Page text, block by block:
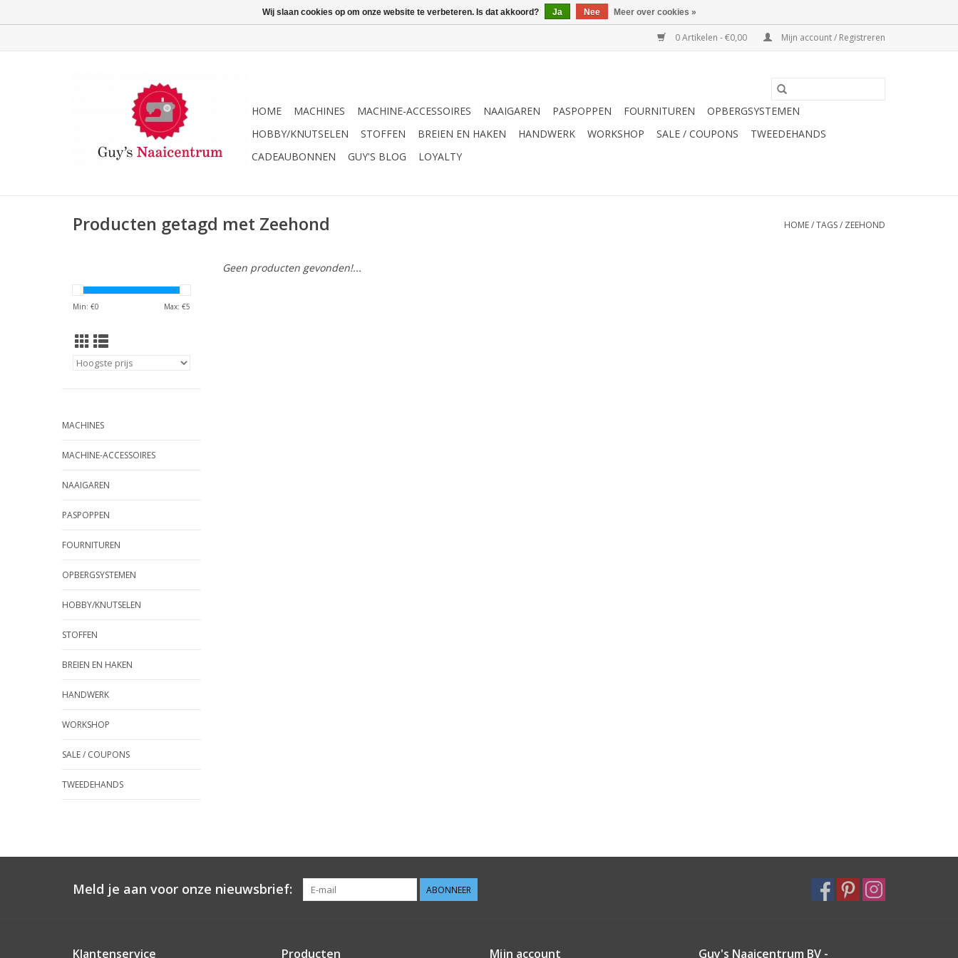
0 Artikelen - €0,00 Mijn account / Registreren
HOME MACHINES MACHINE-ACCESSOIRES NAAIGAREN PASPOPPEN FOURNITUREN
OPBERGSYSTEMEN
HOBBY/KNUTSELEN
STOFFEN BREIEN EN HAKEN HANDWERK WORKSHOP SALE / COUPONS
TWEEDEHANDS
CADEAUBONNEN
GUY'S BLOG LOYALTY
Producten getagd met Zeehond HOME/TAGS/ ZEEHOND
Min: €0 Max: €5
MACHINES
MACHINE-ACCESSOIRES
NAAIGAREN
PASPOPPEN
FOURNITUREN
OPBERGSYSTEMEN
HOBBY/KNUTSELEN
STOFFEN
BREIEN EN HAKEN
HANDWERK
WORKSHOP
SALE / COUPONS
TWEEDEHANDS
Geen producten gevonden!...
Meld je aan voor onze nieuwsbrief: ABONNEER
Klantenservice Producten Mijn account Guy's Naaicentrum BV -
Wij slaan cookies op om onze website te verbeteren. Is dat akkoord? Ja Nee Meer over cookies »